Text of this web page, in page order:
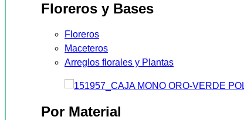
Floreros y Bases
Floreros
Maceteros
Arreglos florales y Plantas
Por Material